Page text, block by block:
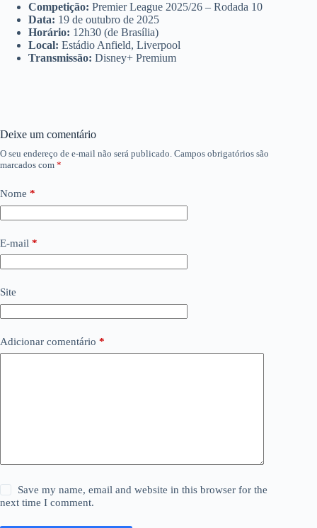
Competição: Premier League 2025/26 – Rodada 10
Data: 19 de outubro de 2025
Horário: 12h30 (de Brasília)
Local: Estádio Anfield, Liverpool
Transmissão: Disney+ Premium
Deixe um comentário
O seu endereço de e-mail não será publicado. Campos obrigatórios são
marcados com *
Nome *
E-mail *
Site
Adicionar comentário *
Save my name, email and website in this browser for the
next time I comment.